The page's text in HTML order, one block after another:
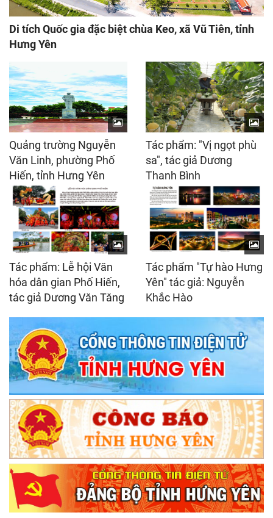
Di tích Quốc gia đặc biệt chùa Keo, xã Vũ Tiên, tỉnh
Hưng Yên
Quảng trường Nguyễn
Văn Linh, phường Phố
Hiến, tỉnh Hưng Yên
Tác phẩm: "Vị ngọt phù
sa", tác giả Dương
Thanh Bình
Tác phẩm: Lễ hội Văn
hóa dân gian Phố Hiến,
tác giả Dương Văn Tăng
Tác phẩm "Tự hào Hưng
Yên" tác giả: Nguyễn
Khắc Hào